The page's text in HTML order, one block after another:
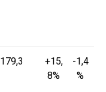
179,3
+15,
8%
-1,4
%